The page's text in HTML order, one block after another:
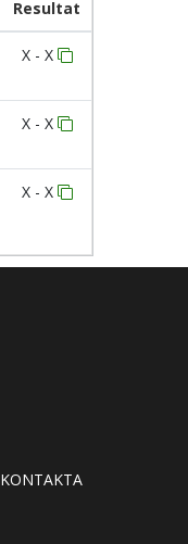
Resultat
X - X
X - X
X - X